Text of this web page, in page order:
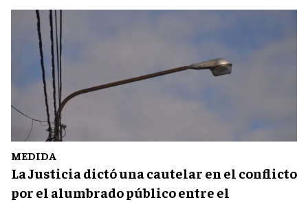
MEDIDA
La Justicia dictó una cautelar en el conflicto
por el alumbrado público entre el